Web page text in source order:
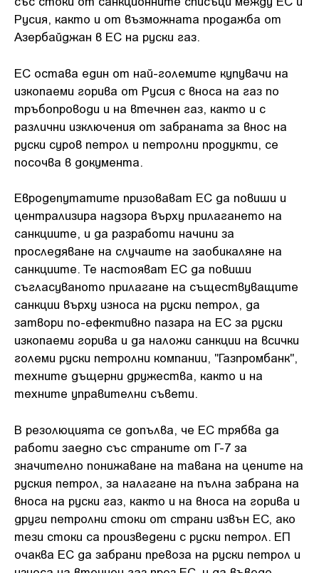
Русия, както и от възможната продажба от
Азербайджан в ЕС на руски газ.
ЕС остава един от най-големите купувачи на
изкопаеми горива от Русия с вноса на газ по
тръбопроводи и на втечнен газ, както и с
различни изключения от забраната за внос на
руски суров петрол и петролни продукти, се
посочва в документа.
Евродепутатите призовават ЕС да повиши и
централизира надзора върху прилагането на
санкциите, и да разработи начини за
проследяване на случаите на заобикаляне на
санкциите. Те настояват ЕС да повиши
съгласуваното прилагане на съществуващите
санкции върху износа на руски петрол, да
затвори по-ефективно пазара на ЕС за руски
изкопаеми горива и да наложи санкции на всички
големи руски петролни компании, "Газпромбанк",
техните дъщерни дружества, както и на
техните управителни съвети.
В резолюцията се допълва, че ЕС трябва да
работи заедно със страните от Г-7 за
значително понижаване на тавана на цените на
руския петрол, за налагане на пълна забрана на
вноса на руски газ, както и на вноса на горива и
други петролни стоки от страни извън ЕС, ако
тези стоки са произведени с руски петрол. ЕП
очаква ЕС да забрани превоза на руски петрол и